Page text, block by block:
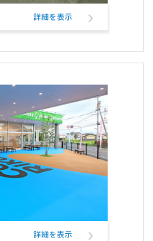
のお知らせ
きる」新機能で更に便利
インドア」の配送遅延に
詳細を表示
詳細を表示